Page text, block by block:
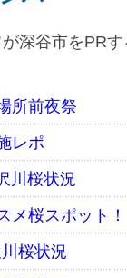
深谷市をPR
所前夜祭
レポ
川桜状況
メ桜スポット！
桜状況